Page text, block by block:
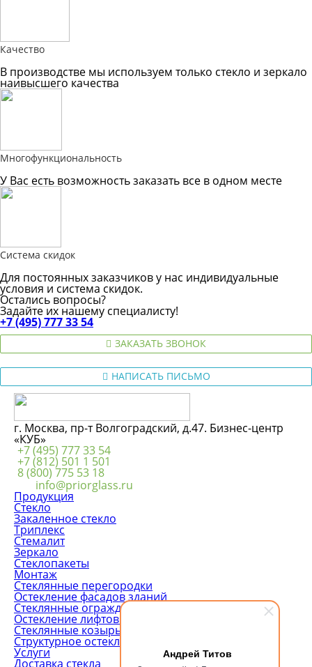
Андрей Титов
Качество
В производстве мы используем только стекло и зеркало
наивысшего качества
Многофункциональность
У Вас есть возможность заказать все в одном месте
Система скидок
Для постоянных заказчиков у нас индивидуальные
условия и система скидок.
Остались вопросы?
Задайте их нашему специалисту!
+7 (495) 777 33 54
ЗАКАЗАТЬ ЗВОНОК
НАПИСАТЬ ПИСЬМО
г. Москва, пр-т Волгоградский, д.47. Бизнес-центр
«КУБ»
+7 (495) 777 33 54
+7 (812) 501 1 501
8 (800) 775 53 18
info@priorglass.ru
Продукция
Стекло
Закаленное стекло
Триплекс
Стемалит
Зеркало
Стеклопакеты
Монтаж
Стеклянные перегородки
Остекление фасадов зданий
Стеклянные ограждения
Остекление лифтовых шахт
Стеклянные козырьки
Структурное остекление
Услуги
Доставка стекла